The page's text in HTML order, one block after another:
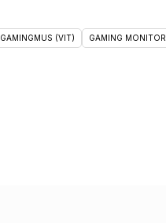
(VIT) GAMING MONITOR